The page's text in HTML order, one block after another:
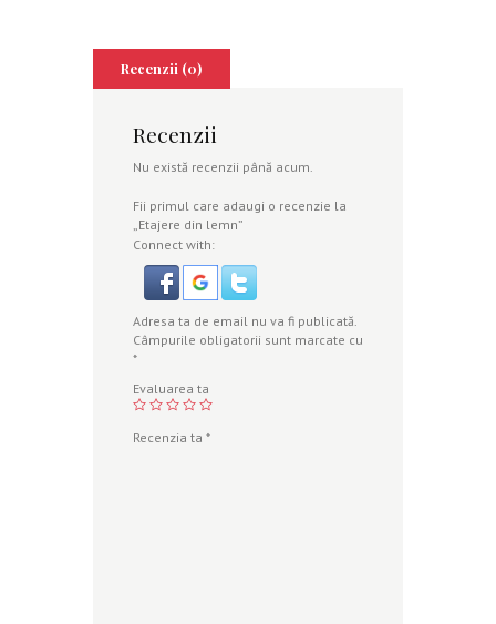
Recenzii (0)
Recenzii
Nu există recenzii până acum.
Fii primul care adaugi o recenzie la
„Etajere din lemn”
Connect with:
Adresa ta de email nu va fi publicată.
Câmpurile obligatorii sunt marcate cu
*
Evaluarea ta
Recenzia ta *